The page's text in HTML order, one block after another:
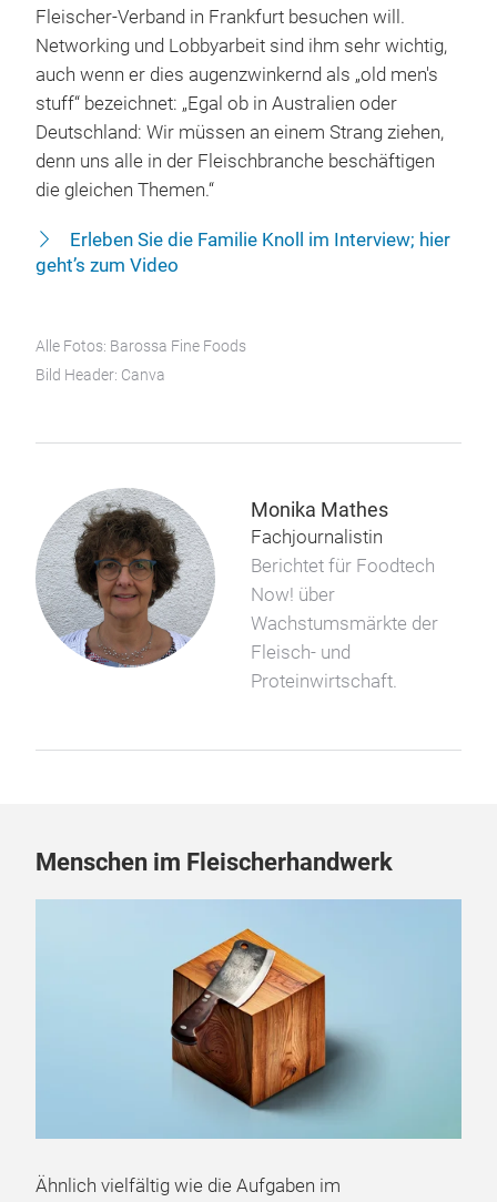
Fleischer-Verband in Frankfurt besuchen will.
Networking und Lobbyarbeit sind ihm sehr wichtig,
auch wenn er dies augenzwinkernd als „old men's
stuff“ bezeichnet: „Egal ob in Australien oder
Deutschland: Wir müssen an einem Strang ziehen,
denn uns alle in der Fleischbranche beschäftigen
die gleichen Themen.“
Erleben Sie die Familie Knoll im Interview; hier
geht’s zum Video
Alle Fotos: Barossa Fine Foods
Bild Header: Canva
Monika Mathes
Fachjournalistin
Berichtet für Foodtech
Now! über
Wachstumsmärkte der
Fleisch- und
Proteinwirtschaft.
Menschen im Fleischerhandwerk
Ähnlich vielfältig wie die Aufgaben im